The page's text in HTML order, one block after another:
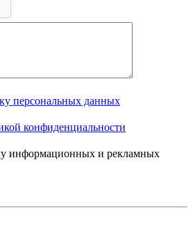
персональных данных
конфиденциальности
информационных и рекламных